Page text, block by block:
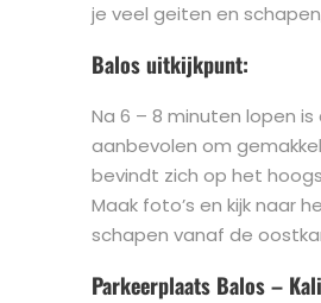
je veel geiten en
Balos uitkijkpunt:
Na 6 – 8 minuten lopen
aanbevolen om
bevindt zich op het
Maak foto’s en kijk naar
schapen vanaf de
Parkeerplaats Balos –